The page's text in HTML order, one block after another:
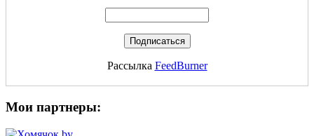
Рассылка FeedBurner
Мои партнеры: